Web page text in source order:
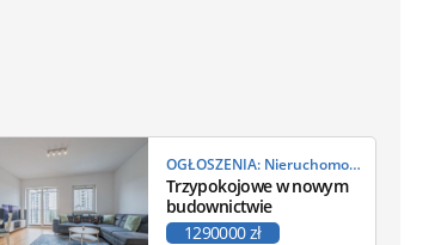
OGŁOSZENIA: Nieruchomości
Trzypokojowe w nowym
budownictwie
1290000 zł